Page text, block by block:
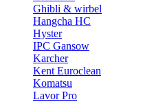
Ghibli & wirbel
Hangcha HC
Hyster
IPC Gansow
Karcher
Kent Euroclean
Komatsu
Lavor Pro